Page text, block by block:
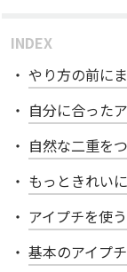
INDEX
やり方の前に
自分に合った
自然な二重を
もっときれい
アイプチを使
基本のアイプ